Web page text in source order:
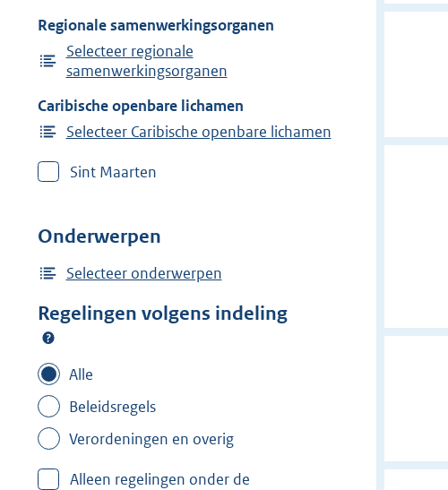
Regionale samenwerkingsorganen
Selecteer regionale
samenwerkingsorganen
Caribische openbare lichamen
Selecteer Caribische openbare lichamen
Sint Maarten
Onderwerpen
Selecteer onderwerpen
Regelingen volgens indeling
Alle
Beleidsregels
Verordeningen en overig
Alleen regelingen onder de